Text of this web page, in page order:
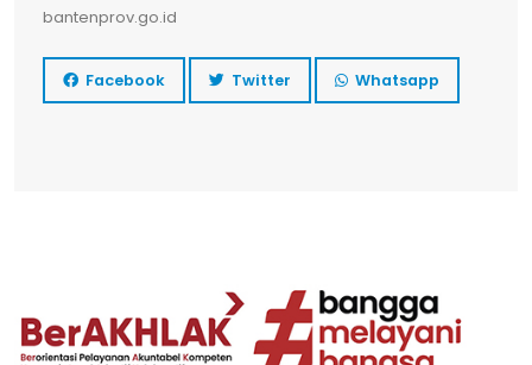
bantenprov.go.id
Facebook Twitter Whatsapp